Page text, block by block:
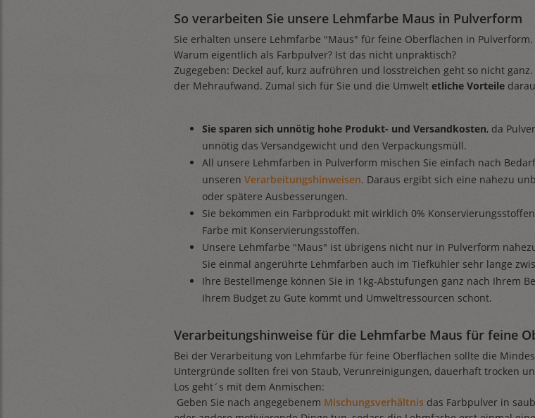
So verarbeiten Sie unsere Lehmfarbe Maus in Pulverform
Sie erhalten unsere Lehmfarbe "Maus" für feine Oberflächen in Pulverform.
Warum eigentlich als Farbpulver? Ist das nicht unpraktisch?
Zugegeben: Deckel auf, kurz aufrühren und losstreichen geht so nicht
der Mehraufwand. Zumal sich für Sie und die Umwelt etliche Vorteile
Sie sparen sich unnötig hohe Produkt- und Versandkosten, da
unnötig das Versandgewicht und den Verpackungsmüll.
All unsere Lehmfarben in Pulverform mischen Sie einfach nach
unseren Verarbeitungshinweisen. Daraus ergibt sich eine nahezu
oder spätere Ausbesserungen.
Sie bekommen ein Farbprodukt mit wirklich 0%
Farbe mit Konservierungsstoffen.
Unsere Lehmfarbe "Maus" ist übrigens nicht nur in Pulverform
Sie einmal angerührte Lehmfarben auch im Tiefkühler sehr lange
Ihre Bestellmenge können Sie in 1kg-Abstufungen ganz nach Ihrem
Ihrem Budget zu Gute kommt und Umweltressourcen schont.
Verarbeitungshinweise für die Lehmfarbe Maus für feine
Bei der Verarbeitung von Lehmfarbe für feine Oberflächen sollte die
Untergründe sollten frei von Staub, Verunreinigungen, dauerhaft trocken
Los geht´s mit dem Anmischen:
Geben Sie nach angegebenem Mischungsverhältnis das Farbpulver in